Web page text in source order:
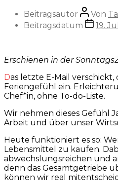
Beitragsautor Von
Beitragsdatum
19.
Erschienen in der
Das letzte E-Mail verschickt, die letzte Schicht beendet, die letzte Schulstunde überstanden – die Sommerferien sind da. Und damit setzt auch dieses ganz spezielle
Feriengefühl ein.
Chef*in, ohne To-do-Liste.
Wir nehmen dieses Gefühl
Arbeit und über unser
Heute funktioniert es so:
Lebensmittel zu kaufen.
abwechslungsreichen und
denn das Gesamtgetriebe
können wir real